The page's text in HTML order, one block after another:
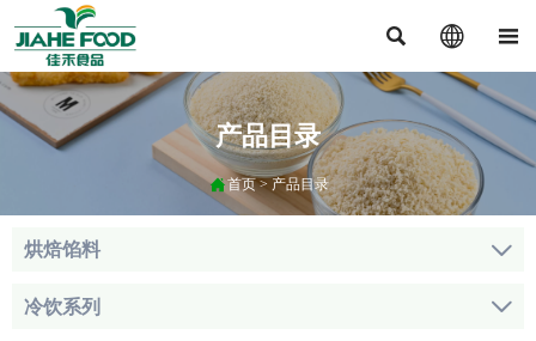
  
产品目录
首页> 产品目录
烘焙馅料 
冷饮系列 